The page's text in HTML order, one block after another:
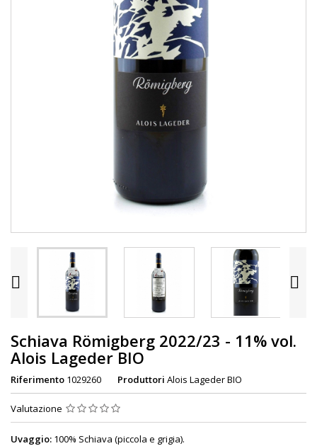
 
Schiava Römigberg 2022/23 - 11% vol.
Alois Lageder BIO
Riferimento 1029260 Produttori Alois Lageder BIO
Valutazione
Uvaggio: 100% Schiava (piccola e grigia).